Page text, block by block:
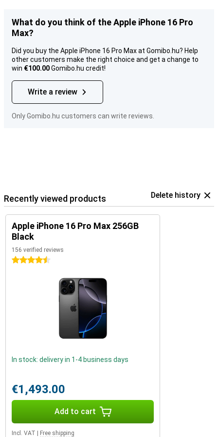
What do you think of the Apple iPhone 16 Pro
Max?
Did you buy the Apple iPhone 16 Pro Max at Gomibo.hu? Help
other customers make the right choice and get a change to
win €100.00Gomibo.hu credit!
Write a review
Only Gomibo.hu customers can write reviews.
Recently viewed products Delete history
Apple iPhone 16 Pro Max 256GB
Black
156 verified reviews
4.5 stars
In stock: delivery in 1-4 business days
€1,493.00
Add to cart
Incl. VAT Free shipping